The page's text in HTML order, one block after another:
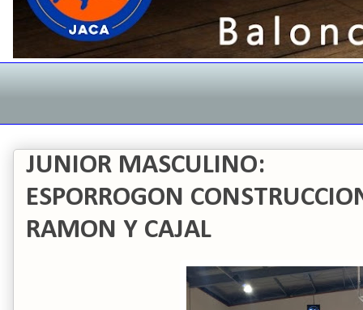
JUNIOR MASCULINO:
ESPORROGON
RAMON Y CAJAL